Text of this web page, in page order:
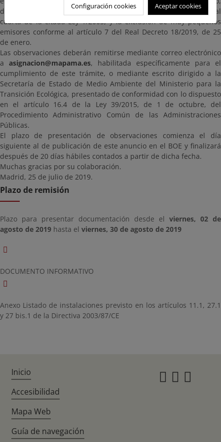
de solicitudes de exclusión conforme a la disposición adicional
cuarta de la citada Ley 1/2005, y la exclusión de muy pequeños
emisores conforme al artículo 7 del Real Decreto 18/2019, de 25
de enero.
Las observaciones deberán remitirse mediante correo electrónico
a asignacion@mapama.es, habilitada específicamente para el
cumplimiento de este trámite, o mediante escrito dirigido a la
Secretaría de Estado de Medio Ambiente del Ministerio para la
Transición Ecológica, presentado de conformidad con lo dispuesto
en el artículo 16.4 de la Ley 39/2015, de 1 de octubre, del
Procedimiento Administrativo Común de las Administraciones
Públicas.
El plazo de presentación de observaciones comienza el día
siguiente al de publicación de este anuncio en el BOE y finalizará
después de 20 días hábiles contados a partir de dicha fecha.
Muchas gracias por su colaboración.
Madrid, 25 de julio de 2019.
Plazo de remisión
Plazo para presentar documentación desde el viernes, 02 de
agosto de 2019 hasta el viernes, 30 de agosto de 2019
DOCUMENTO INFORMATIVO
Anexo Listado de instalaciones previsto en los artículos 11.1, 27.1
y 27 bis.1 de la Directiva 2003/87/CE
Configuración cookies Aceptar cookies
Inicio
Accesibilidad
Mapa Web
Guía de navegación